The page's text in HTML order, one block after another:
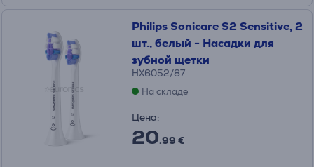
Philips Sonicare S2 Sensitive, 2
шт., белый - Насадки для
зубной щетки
HX6052/87
На складе
Цена:
20.99 €